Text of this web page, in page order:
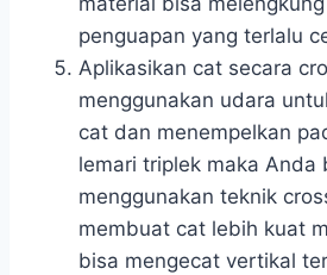
penguapan yang terlalu
Aplikasikan cat secara
menggunakan udara
cat dan menempelkan
lemari triplek maka Anda
menggunakan teknik
membuat cat lebih kuat
bisa mengecat vertikal